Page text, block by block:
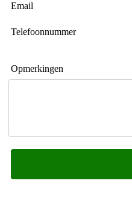
Email
Telefoonnummer
Opmerkingen